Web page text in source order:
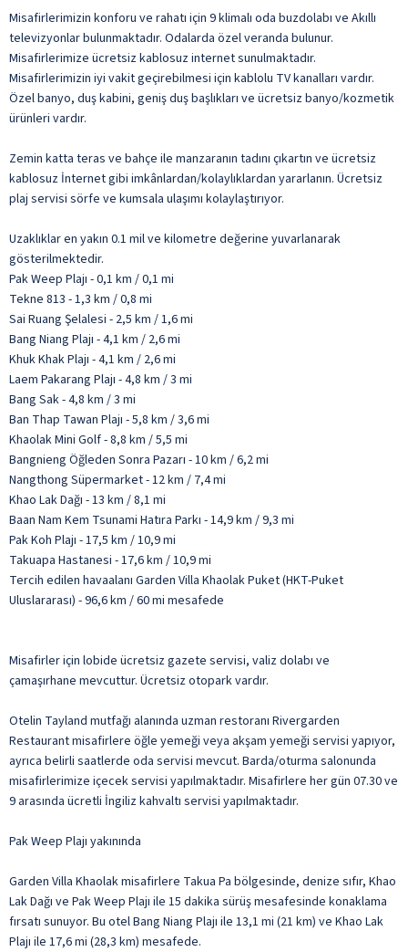
Misafirlerimizin konforu ve rahatı için 9 klimalı oda buzdolabı ve Akıllı
televizyonlar bulunmaktadır. Odalarda özel veranda bulunur.
Misafirlerimize ücretsiz kablosuz internet sunulmaktadır.
Misafirlerimizin iyi vakit geçirebilmesi için kablolu TV kanalları vardır.
Özel banyo, duş kabini, geniş duş başlıkları ve ücretsiz banyo/kozmetik
ürünleri vardır.
Zemin katta teras ve bahçe ile manzaranın tadını çıkartın ve ücretsiz
kablosuz İnternet gibi imkânlardan/kolaylıklardan yararlanın. Ücretsiz
plaj servisi sörfe ve kumsala ulaşımı kolaylaştırıyor.
Uzaklıklar en yakın 0.1 mil ve kilometre değerine yuvarlanarak
gösterilmektedir.
Pak Weep Plajı - 0,1 km / 0,1 mi
Tekne 813 - 1,3 km / 0,8 mi
Sai Ruang Şelalesi - 2,5 km / 1,6 mi
Bang Niang Plajı - 4,1 km / 2,6 mi
Khuk Khak Plajı - 4,1 km / 2,6 mi
Laem Pakarang Plajı - 4,8 km / 3 mi
Bang Sak - 4,8 km / 3 mi
Ban Thap Tawan Plajı - 5,8 km / 3,6 mi
Khaolak Mini Golf - 8,8 km / 5,5 mi
Bangnieng Öğleden Sonra Pazarı - 10 km / 6,2 mi
Nangthong Süpermarket - 12 km / 7,4 mi
Khao Lak Dağı - 13 km / 8,1 mi
Baan Nam Kem Tsunami Hatıra Parkı - 14,9 km / 9,3 mi
Pak Koh Plajı - 17,5 km / 10,9 mi
Takuapa Hastanesi - 17,6 km / 10,9 mi
Tercih edilen havaalanı Garden Villa Khaolak Puket (HKT-Puket
Uluslararası) - 96,6 km / 60 mi mesafede
Misafirler için lobide ücretsiz gazete servisi, valiz dolabı ve
çamaşırhane mevcuttur. Ücretsiz otopark vardır.
Otelin Tayland mutfağı alanında uzman restoranı Rivergarden
Restaurant misafirlere öğle yemeği veya akşam yemeği servisi yapıyor,
ayrıca belirli saatlerde oda servisi mevcut. Barda/oturma salonunda
misafirlerimize içecek servisi yapılmaktadır. Misafirlere her gün 07.30 ve
9 arasında ücretli İngiliz kahvaltı servisi yapılmaktadır.
Pak Weep Plajı yakınında
Garden Villa Khaolak misafirlere Takua Pa bölgesinde, denize sıfır, Khao
Lak Dağı ve Pak Weep Plajı ile 15 dakika sürüş mesafesinde konaklama
fırsatı sunuyor. Bu otel Bang Niang Plajı ile 13,1 mi (21 km) ve Khao Lak
Plajı ile 17,6 mi (28,3 km) mesafede.